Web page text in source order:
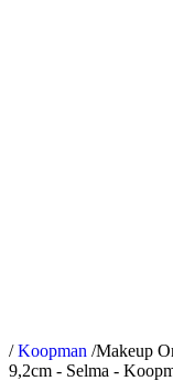
/ Koopman /Makeup
9,2cm - Selma -